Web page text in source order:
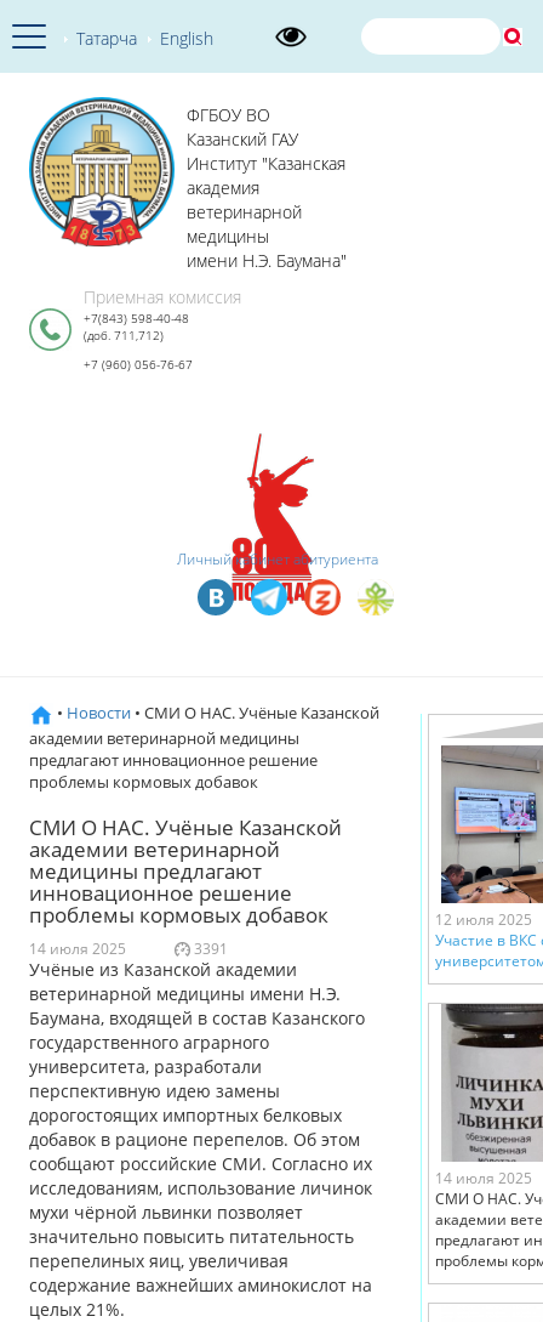
Татарча English
ФГБОУ ВО
Казанский ГАУ
Институт "Казанская
академия
ветеринарной
медицины
имени Н.Э. Баумана"
Приемная комиссия
+7(843) 598-40-48
(доб. 711,712)
+7 (960) 056-76-67
Личный кабинет абитуриента
• Новости • СМИ О НАС. Учёные Казанской
академии ветеринарной медицины
предлагают инновационное решение
проблемы кормовых добавок
СМИ О НАС. Учёные Казанской
академии ветеринарной
медицины предлагают
инновационное решение
проблемы кормовых добавок
14 июля 2025 3391
Учёные из Казанской академии
ветеринарной медицины имени Н.Э.
Баумана, входящей в состав Казанского
государственного аграрного
университета, разработали
перспективную идею замены
дорогостоящих импортных белковых
добавок в рационе перепелов. Об этом
сообщают российские СМИ. Согласно их
исследованиям, использование личинок
мухи чёрной львинки позволяет
значительно повысить питательность
перепелиных яиц, увеличивая
содержание важнейших аминокислот на
целых 21%.
12 июля 2025
Участие в ВКС
14 июля 2025
СМИ О НАС.
академии
предлагают
проблемы